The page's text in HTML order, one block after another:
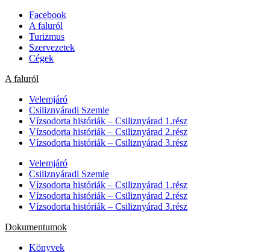
Facebook
A faluról
Turizmus
Szervezetek
Cégek
A faluról
Velemjáró
Csiliznyáradi Szemle
Vízsodorta históriák – Csiliznyárad 1.rész
Vízsodorta históriák – Csiliznyárad 2.rész
Vízsodorta históriák – Csiliznyárad 3.rész
Velemjáró
Csiliznyáradi Szemle
Vízsodorta históriák – Csiliznyárad 1.rész
Vízsodorta históriák – Csiliznyárad 2.rész
Vízsodorta históriák – Csiliznyárad 3.rész
Dokumentumok
Könyvek